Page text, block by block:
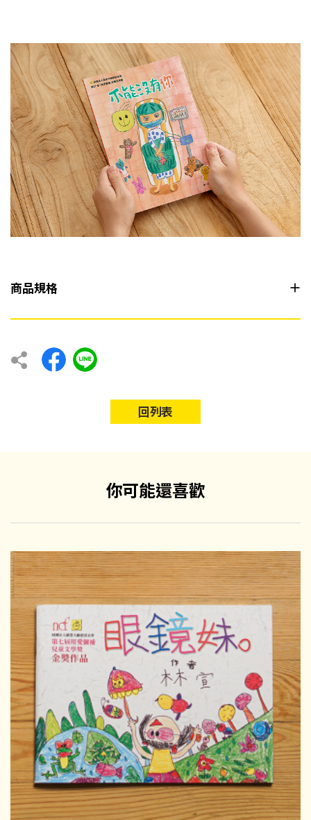
商品規格
回列表
你可能還喜歡